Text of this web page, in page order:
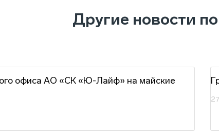
Другие новости
офиса АО «СК «Ю-Лайф» на майские